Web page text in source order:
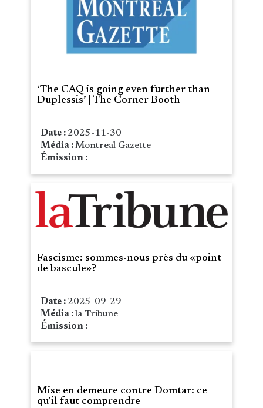
‘The CAQ is going even further than
Duplessis’ | The Corner Booth
Date : 2025-11-30
Média :Montreal Gazette
Émission :
Fascisme: sommes-nous près du «point
de bascule»?
Date : 2025-09-29
Média :la Tribune
Émission :
Mise en demeure contre Domtar: ce
qu’il faut comprendre